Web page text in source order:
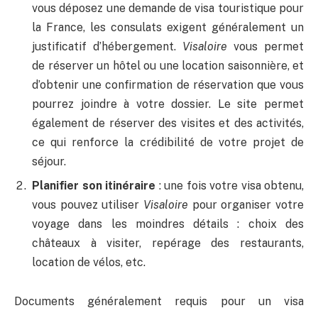
vous déposez une demande de visa touristique pour
la France, les consulats exigent généralement un
justificatif d’hébergement. Visaloire vous permet
de réserver un hôtel ou une location saisonnière, et
d’obtenir une confirmation de réservation que vous
pourrez joindre à votre dossier. Le site permet
également de réserver des visites et des activités,
ce qui renforce la crédibilité de votre projet de
séjour.
Planifier son itinéraire : une fois votre visa obtenu,
vous pouvez utiliser Visaloire pour organiser votre
voyage dans les moindres détails : choix des
châteaux à visiter, repérage des restaurants,
location de vélos, etc.
Documents généralement requis pour un visa